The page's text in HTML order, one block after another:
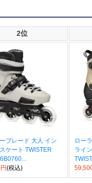
2位
ブレード 大人 イン
ケート TWISTER
(税込)
ロー
ライ